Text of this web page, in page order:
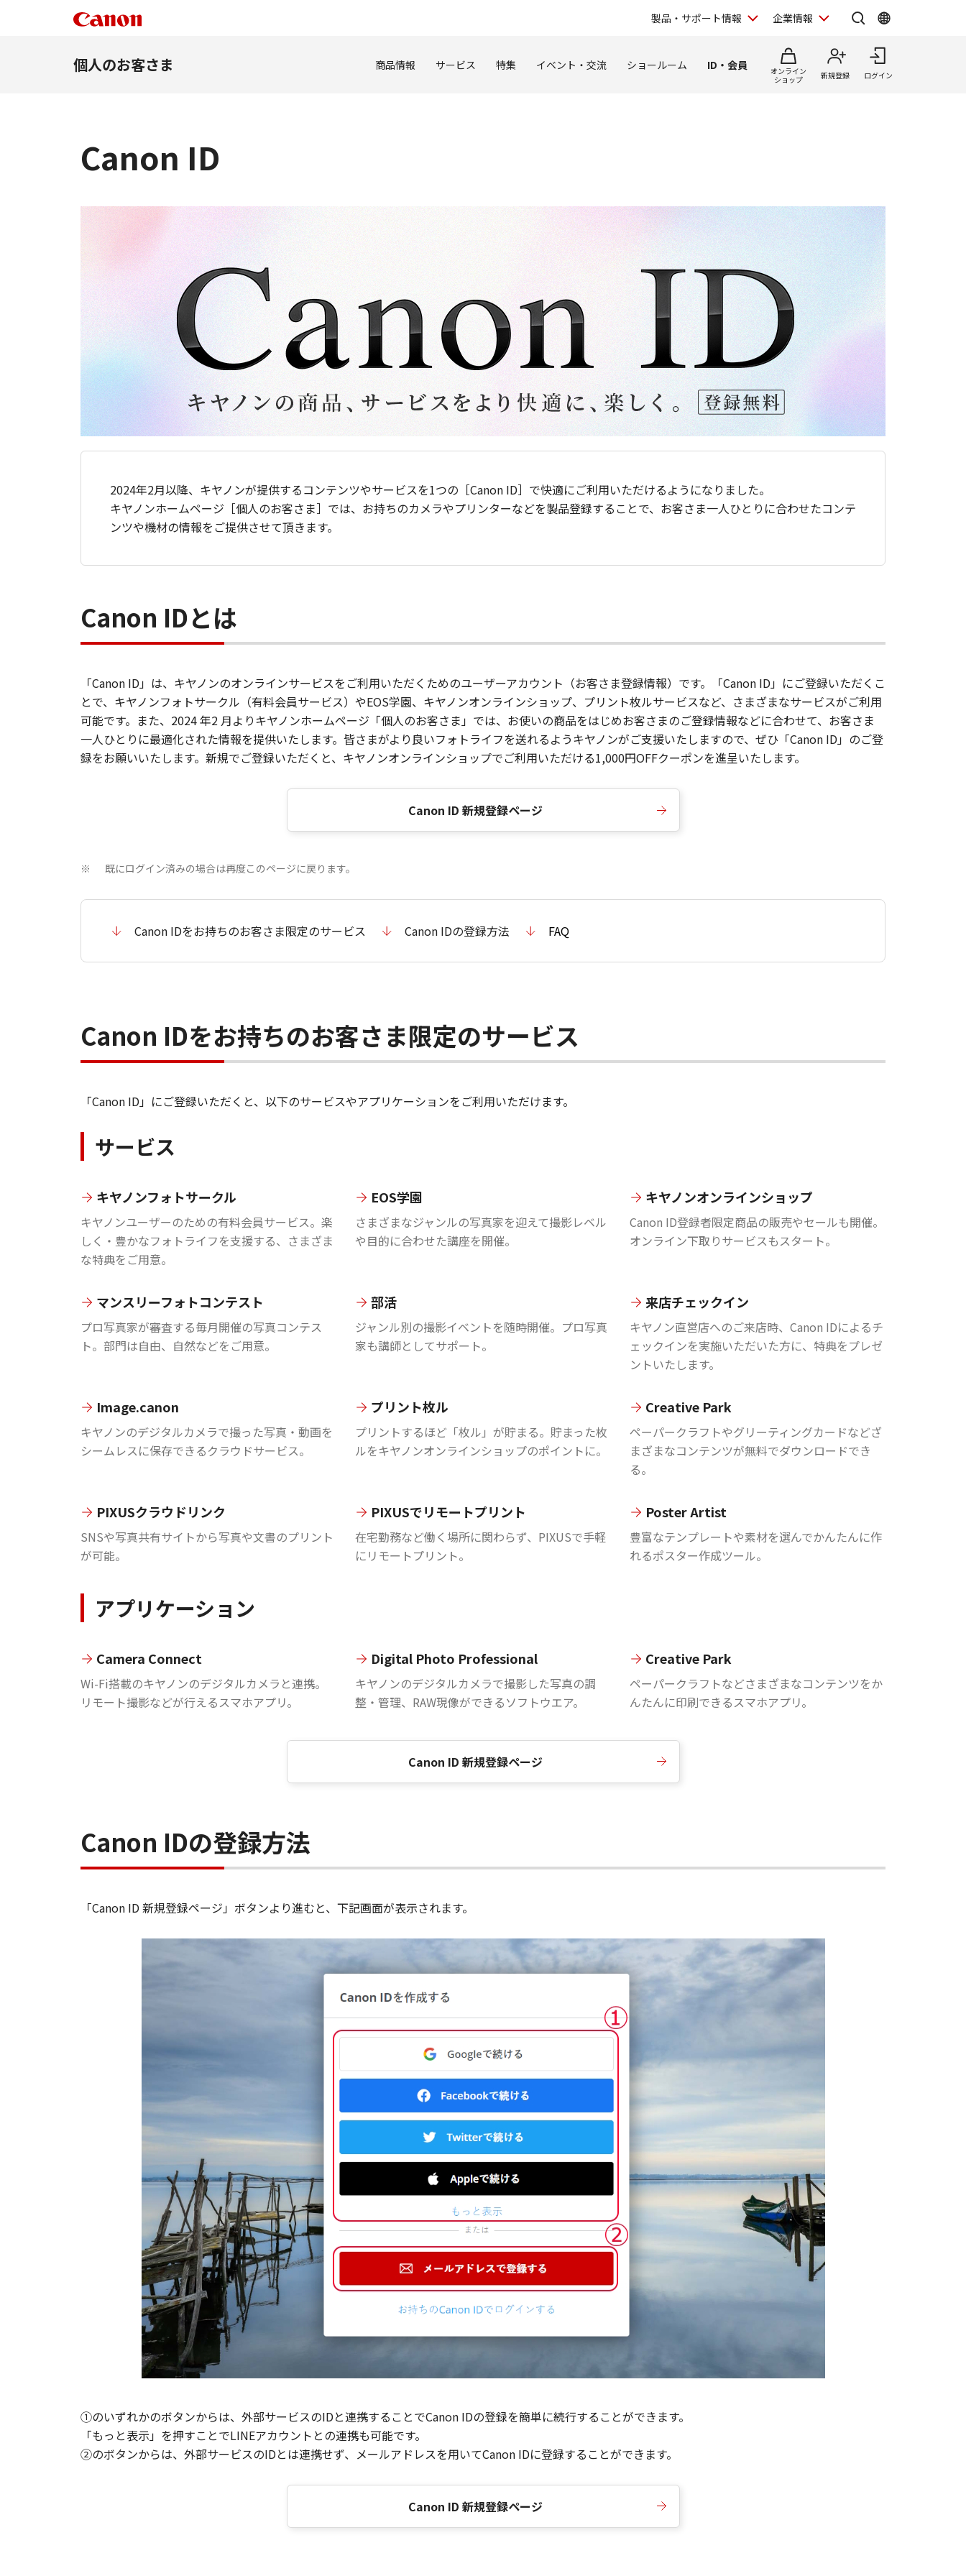
製品・サポート情報 企業情報
個人のお客さま 商品情報 サービス 特集 イベント・交流 ショールーム ID・会員
オンライン
ショップ
新規登録 ログイン
Canon ID
2024年2月以降、キヤノンが提供するコンテンツやサービスを1つの［Canon ID］で快適にご利用いただけるようになりました。
キヤノンホームページ［個人のお客さま］では、お持ちのカメラやプリンターなどを製品登録することで、お客さま一人ひとりに合わせたコンテ
ンツや機材の情報をご提供させて頂きます。
Canon IDとは
「Canon ID」は、キヤノンのオンラインサービスをご利用いただくためのユーザーアカウント（お客さま登録情報）です。「Canon ID」にご登録いただくこ
とで、キヤノンフォトサークル（有料会員サービス）やEOS学園、キヤノンオンラインショップ、プリント枚ルサービスなど、さまざまなサービスがご利用
可能です。また、2024 年2 月よりキヤノンホームページ「個人のお客さま」では、お使いの商品をはじめお客さまのご登録情報などに合わせて、お客さま
一人ひとりに最適化された情報を提供いたします。皆さまがより良いフォトライフを送れるようキヤノンがご支援いたしますので、ぜひ「Canon ID」のご登
録をお願いいたします。新規でご登録いただくと、キヤノンオンラインショップでご利用いただける1,000円OFFクーポンを進呈いたします。
Canon ID 新規登録ページ
※ 既にログイン済みの場合は再度このページに戻ります。
Canon IDをお持ちのお客さま限定のサービス Canon IDの登録方法 FAQ
Canon IDをお持ちのお客さま限定のサービス
「Canon ID」にご登録いただくと、以下のサービスやアプリケーションをご利用いただけます。
サービス
キヤノンフォトサークル
キヤノンユーザーのための有料会員サービス。楽
しく・豊かなフォトライフを支援する、さまざま
な特典をご用意。
EOS学園
さまざまなジャンルの写真家を迎えて撮影レベル
や目的に合わせた講座を開催。
キヤノンオンラインショップ
Canon ID登録者限定商品の販売やセールも開催。
オンライン下取りサービスもスタート。
マンスリーフォトコンテスト
プロ写真家が審査する毎月開催の写真コンテス
ト。部門は自由、自然などをご用意。
部活
ジャンル別の撮影イベントを随時開催。プロ写真
家も講師としてサポート。
来店チェックイン
キヤノン直営店へのご来店時、Canon IDによるチ
ェックインを実施いただいた方に、特典をプレゼ
ントいたします。
Image.canon
キヤノンのデジタルカメラで撮った写真・動画を
シームレスに保存できるクラウドサービス。
プリント枚ル
プリントするほど「枚ル」が貯まる。貯まった枚
ルをキヤノンオンラインショップのポイントに。
Creative Park
ペーパークラフトやグリーティングカードなどざ
まざまなコンテンツが無料でダウンロードでき
る。
PIXUSクラウドリンク
SNSや写真共有サイトから写真や文書のプリント
が可能。
PIXUSでリモートプリント
在宅勤務など働く場所に関わらず、PIXUSで手軽
にリモートプリント。
Poster Artist
豊富なテンプレートや素材を選んでかんたんに作
れるポスター作成ツール。
アプリケーション
Camera Connect
Wi-Fi搭載のキヤノンのデジタルカメラと連携。
リモート撮影などが行えるスマホアプリ。
Digital Photo Professional
キヤノンのデジタルカメラで撮影した写真の調
整・管理、RAW現像ができるソフトウエア。
Creative Park
ペーパークラフトなどさまざまなコンテンツをか
んたんに印刷できるスマホアプリ。
Canon ID 新規登録ページ
Canon IDの登録方法
「Canon ID 新規登録ページ」ボタンより進むと、下記画面が表示されます。
①のいずれかのボタンからは、外部サービスのIDと連携することでCanon IDの登録を簡単に続行することができます。
「もっと表示」を押すことでLINEアカウントとの連携も可能です。
②のボタンからは、外部サービスのIDとは連携せず、メールアドレスを用いてCanon IDに登録することができます。
Canon ID 新規登録ページ